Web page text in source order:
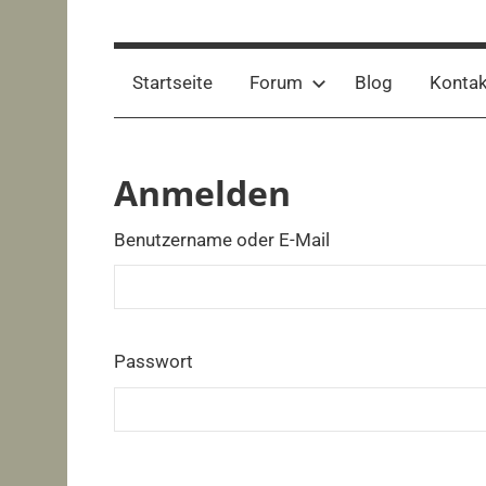
Startseite Forum Blog
Anmelden
Benutzername oder E-Mail
Passwort